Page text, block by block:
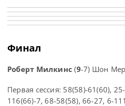
Финал
Роберт Милкинс (9-7) Шон
Первая сессия: 58(58)-61(60),
116(66)-7, 68-58(58), 66-27, 6-